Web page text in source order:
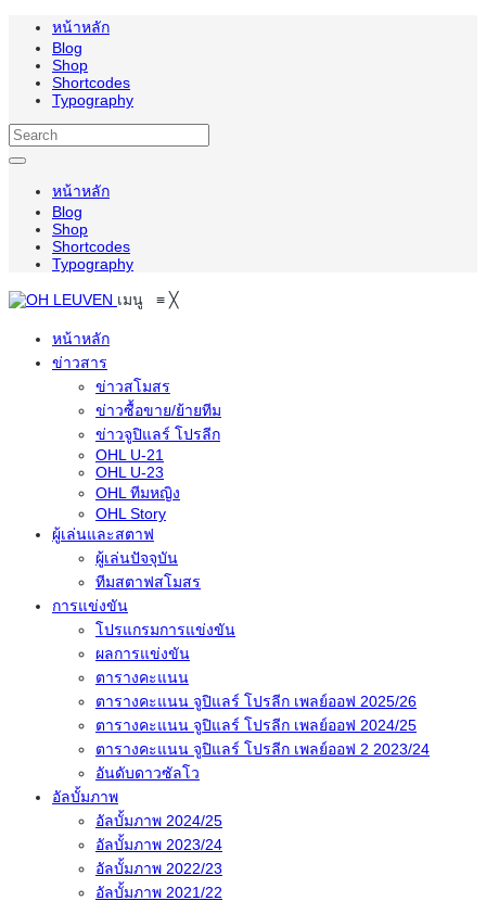
หน้าหลัก
Blog
Shop
Shortcodes
Typography
หน้าหลัก
Blog
Shop
Shortcodes
Typography
เมนู ≡ ╳
หน้าหลัก
ข่าวสาร
ข่าวสโมสร
ข่าวซื้อขาย/ย้ายทีม
ข่าวจูปิแลร์ โปรลีก
OHL U-21
OHL U-23
OHL ทีมหญิง
OHL Story
ผู้เล่นและสตาฟ
ผู้เล่นปัจจุบัน
ทีมสตาฟสโมสร
การแข่งขัน
โปรแกรมการแข่งขัน
ผลการแข่งขัน
ตารางคะแนน
ตารางคะแนน จูปิแลร์ โปรลีก เพลย์ออฟ 2025/26
ตารางคะแนน จูปิแลร์ โปรลีก เพลย์ออฟ 2024/25
ตารางคะแนน จูปิแลร์ โปรลีก เพลย์ออฟ 2 2023/24
อันดับดาวซัลโว
อัลบั้มภาพ
อัลบั้มภาพ 2024/25
อัลบั้มภาพ 2023/24
อัลบั้มภาพ 2022/23
อัลบั้มภาพ 2021/22